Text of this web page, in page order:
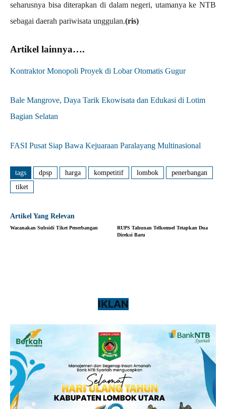
seharusnya bisa diterapkan di dalam negeri, utamanya ke NTB
sebagai daerah pariwisata unggulan.(ris)
Artikel lainnya….
Kontraktor Monopoli Proyek di Lobar Otomatis Gugur
Bale Mangrove, Daya Tarik Ekowisata dan Edukasi di Lotim
Bagian Selatan
FASI Pusat Siap Bawa Kejuaraan Paralayang Multinasional
tags dpsp harga kompetitif lombok
penerbangan
tiket
Artikel Yang Relevan
Wacanakan Subsidi Tiket Penerbangan
RUPS Tahunan Telkomsel Tetapkan Dua
Direksi Baru
IKLAN